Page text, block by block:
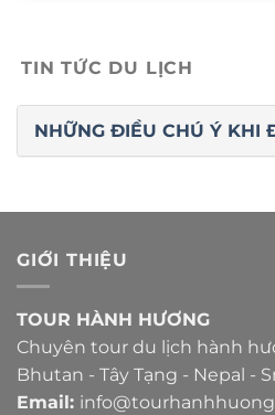
TIN TỨC DU LỊCH
NHỮNG ĐIỀU CHÚ Ý KHI
GIỚI THIỆU
TOUR HÀNH HƯƠNG
Chuyên tour du lịch hành
Bhutan - Tây Tạng - Nepal -
Email: